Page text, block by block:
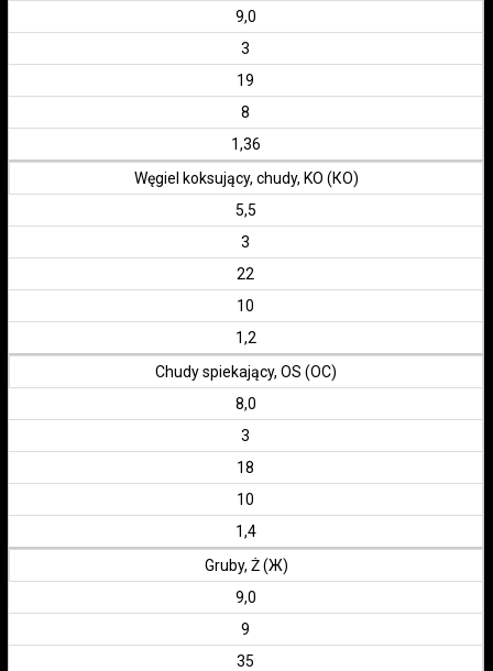
9,0
3
19
8
1,36
Węgiel koksujący, chudy, KO (КО)
5,5
3
22
10
1,2
Chudy spiekający, OS (ОС)
8,0
3
18
10
1,4
Gruby, Ż (Ж)
9,0
9
35